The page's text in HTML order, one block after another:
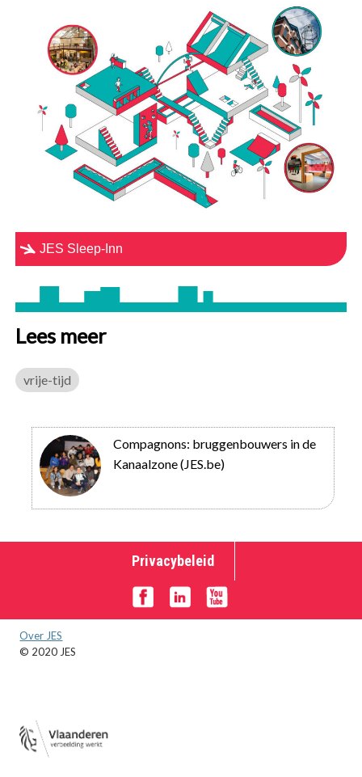
JES Sleep-Inn
Lees meer
vrije-tijd
Compagnons: bruggenbouwers in de
Kanaalzone (JES.be)
Privacybeleid
Over JES
© 2020 JES